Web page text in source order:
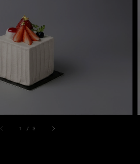
1 /3